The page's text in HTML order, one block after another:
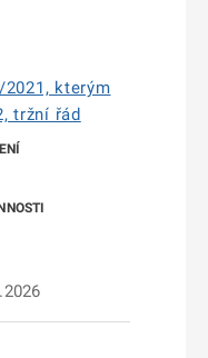
kterým
tržní řád